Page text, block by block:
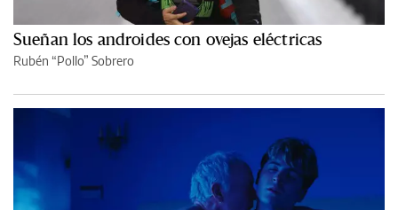
Sueñan los androides con ovejas eléctricas
Rubén “Pollo” Sobrero